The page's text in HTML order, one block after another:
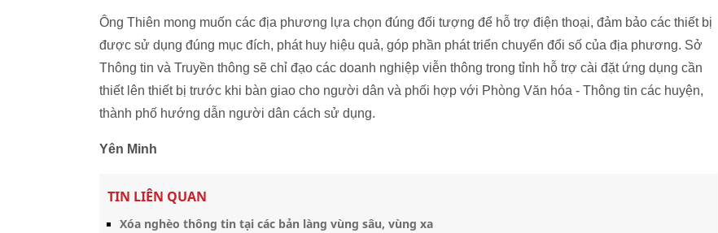
Ông Thiên mong muốn các địa phương lựa chọn đúng đối tượng để hỗ trợ điện thoại, đảm bảo các thiết bị
được sử dụng đúng mục đích, phát huy hiệu quả, góp phần phát triển chuyển đổi số của địa phương. Sở
Thông tin và Truyền thông sẽ chỉ đạo các doanh nghiệp viễn thông trong tỉnh hỗ trợ cài đặt ứng dụng cần
thiết lên thiết bị trước khi bàn giao cho người dân và phối hợp với Phòng Văn hóa - Thông tin các huyện,
thành phố hướng dẫn người dân cách sử dụng.
Yên Minh
TIN LIÊN QUAN
Xóa nghèo thông tin tại các bản làng vùng sâu, vùng xa